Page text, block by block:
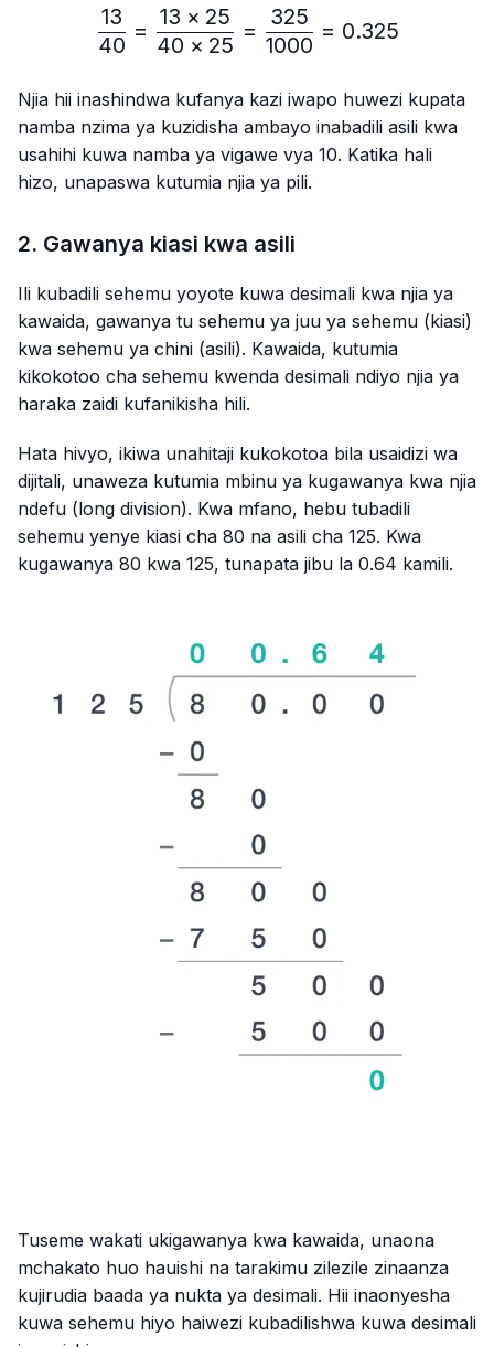
\frac{13}{40}=\frac{13
40
13
=
40 × 25
13 × 25
=
1000
325
= 0.325
Njia hii inashindwa kufanya kazi iwapo huwezi kupata
namba nzima ya kuzidisha ambayo inabadili asili kwa
usahihi kuwa namba ya vigawe vya 10. Katika hali
hizo, unapaswa kutumia njia ya pili.
2. Gawanya kiasi kwa asili
Ili kubadili sehemu yoyote kuwa desimali kwa njia ya
kawaida, gawanya tu sehemu ya juu ya sehemu (kiasi)
kwa sehemu ya chini (asili). Kawaida, kutumia
kikokotoo cha sehemu kwenda desimali ndiyo njia ya
haraka zaidi kufanikisha hili.
Hata hivyo, ikiwa unahitaji kukokotoa bila usaidizi wa
dijitali, unaweza kutumia mbinu ya kugawanya kwa njia
ndefu (long division). Kwa mfano, hebu tubadili
sehemu yenye kiasi cha 80 na asili cha 125. Kwa
kugawanya 80 kwa 125, tunapata jibu la 0.64 kamili.
Tuseme wakati ukigawanya kwa kawaida, unaona
mchakato huo hauishi na tarakimu zilezile zinaanza
kujirudia baada ya nukta ya desimali. Hii inaonyesha
kuwa sehemu hiyo haiwezi kubadilishwa kuwa desimali